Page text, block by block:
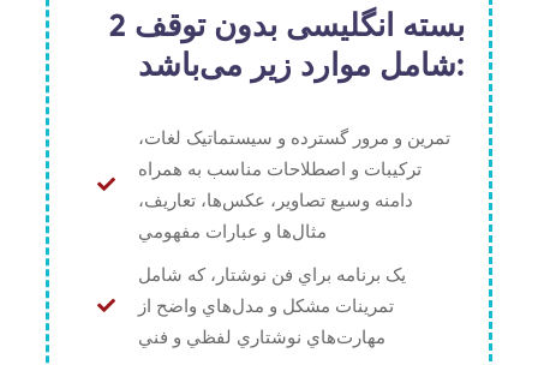
بسته انگلیسی بدون توقف 2
شامل موارد زیر می‌باشد:
تمرين و مرور گسترده و سيستماتيک لغات،
ترکيبات و اصطلاحات مناسب به همراه
دامنه وسيع تصاوير، عکس‌ها، تعاريف،
مثال‌ها و عبارات مفهومي
يک برنامه براي فن نوشتار، که شامل
تمرينات مشکل و مدل‌هاي واضح از
مهارت‌هاي نوشتاري لفظي و فني